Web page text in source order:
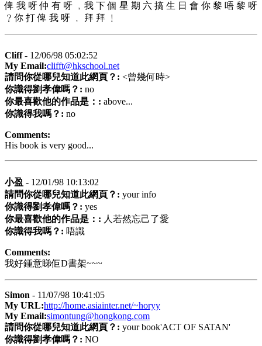
俾 我 呀 仲 有 呀 ﹐我 下 個 星 期 六 搞 生 日 會 你 黎 唔 黎 呀
﹖你 打 俾 我 呀 ﹐ 拜 拜 ﹗
Cliff- 12/06/98 05:02:52
My Email:clifft@hkschool.net
請問你從哪兒知道此網頁？: <曾幾何時>
你識得劉孝偉嗎？: no
你最喜歡他的作品是：: above...
你識得我嗎？: no
Comments:
His book is very good...
小盈 - 12/01/98 10:13:02
請問你從哪兒知道此網頁？: your info
你識得劉孝偉嗎？: yes
你最喜歡他的作品是：: 人若然忘己了愛
你識得我嗎？: 唔識
Comments:
我好鍾意睇佢D書架~~~
Simon - 11/07/98 10:41:05
My URL:http://home.asiainter.net/~horyy
My Email:simontung@hongkong.com
請問你從哪兒知道此網頁？: your book'ACT OF SATAN'
你識得劉孝偉嗎？: NO